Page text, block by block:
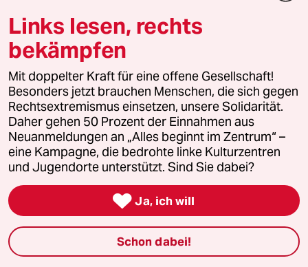
Hausblog
Die Seitenwende
Stellen
Presse
Unterstützen
abo
Links lesen, rechts
bekämpfen
Mit doppelter Kraft für eine offene Gesellschaft!
Besonders jetzt brauchen Menschen, die sich gegen
Rechtsextremismus einsetzen, unsere Solidarität.
Daher gehen 50 Prozent der Einnahmen aus
Neuanmeldungen an „Alles beginnt im Zentrum“ –
eine Kampagne, die bedrohte linke Kulturzentren
und Jugendorte unterstützt. Sind Sie dabei?
 Ja, ich will
Schon dabei!